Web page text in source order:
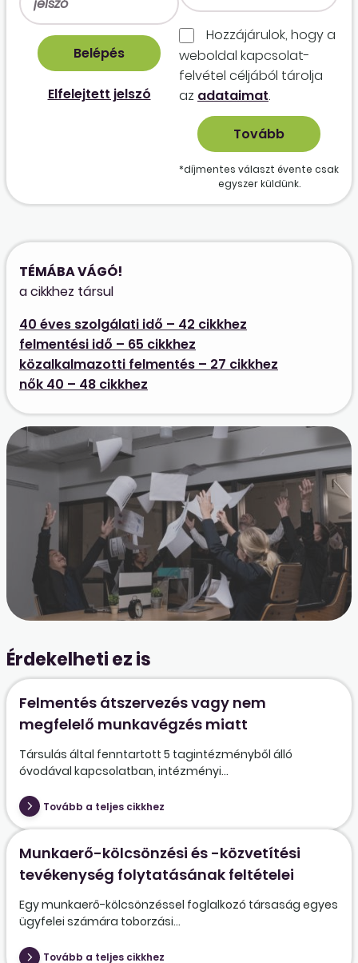
Elfelejtett jelszó
Hozzájárulok, hogy a
weboldal kapcso­lat­
felvétel céljából tárolja
az adataimat.
*díjmentes választ évente csak
egyszer küldünk.
TÉMÁBA VÁGÓ!
a cikkhez társul
40 éves szolgálati idő – 42 cikkhez
felmentési idő – 65 cikkhez
közalkalmazotti felmentés – 27 cikkhez
nők 40 – 48 cikkhez
Érdekelheti ez is
Felmentés átszervezés vagy nem
megfelelő munkavégzés miatt
Társulás által fenntartott 5 tagintézményből álló
óvodával kapcsolatban, intézményi...
Tovább a teljes cikkhez
Munkaerő-kölcsönzési és -közvetítési
tevékenység folytatásának feltételei
Egy munkaerő-kölcsönzéssel foglalkozó társaság egyes
ügyfelei számára toborzási...
Tovább a teljes cikkhez